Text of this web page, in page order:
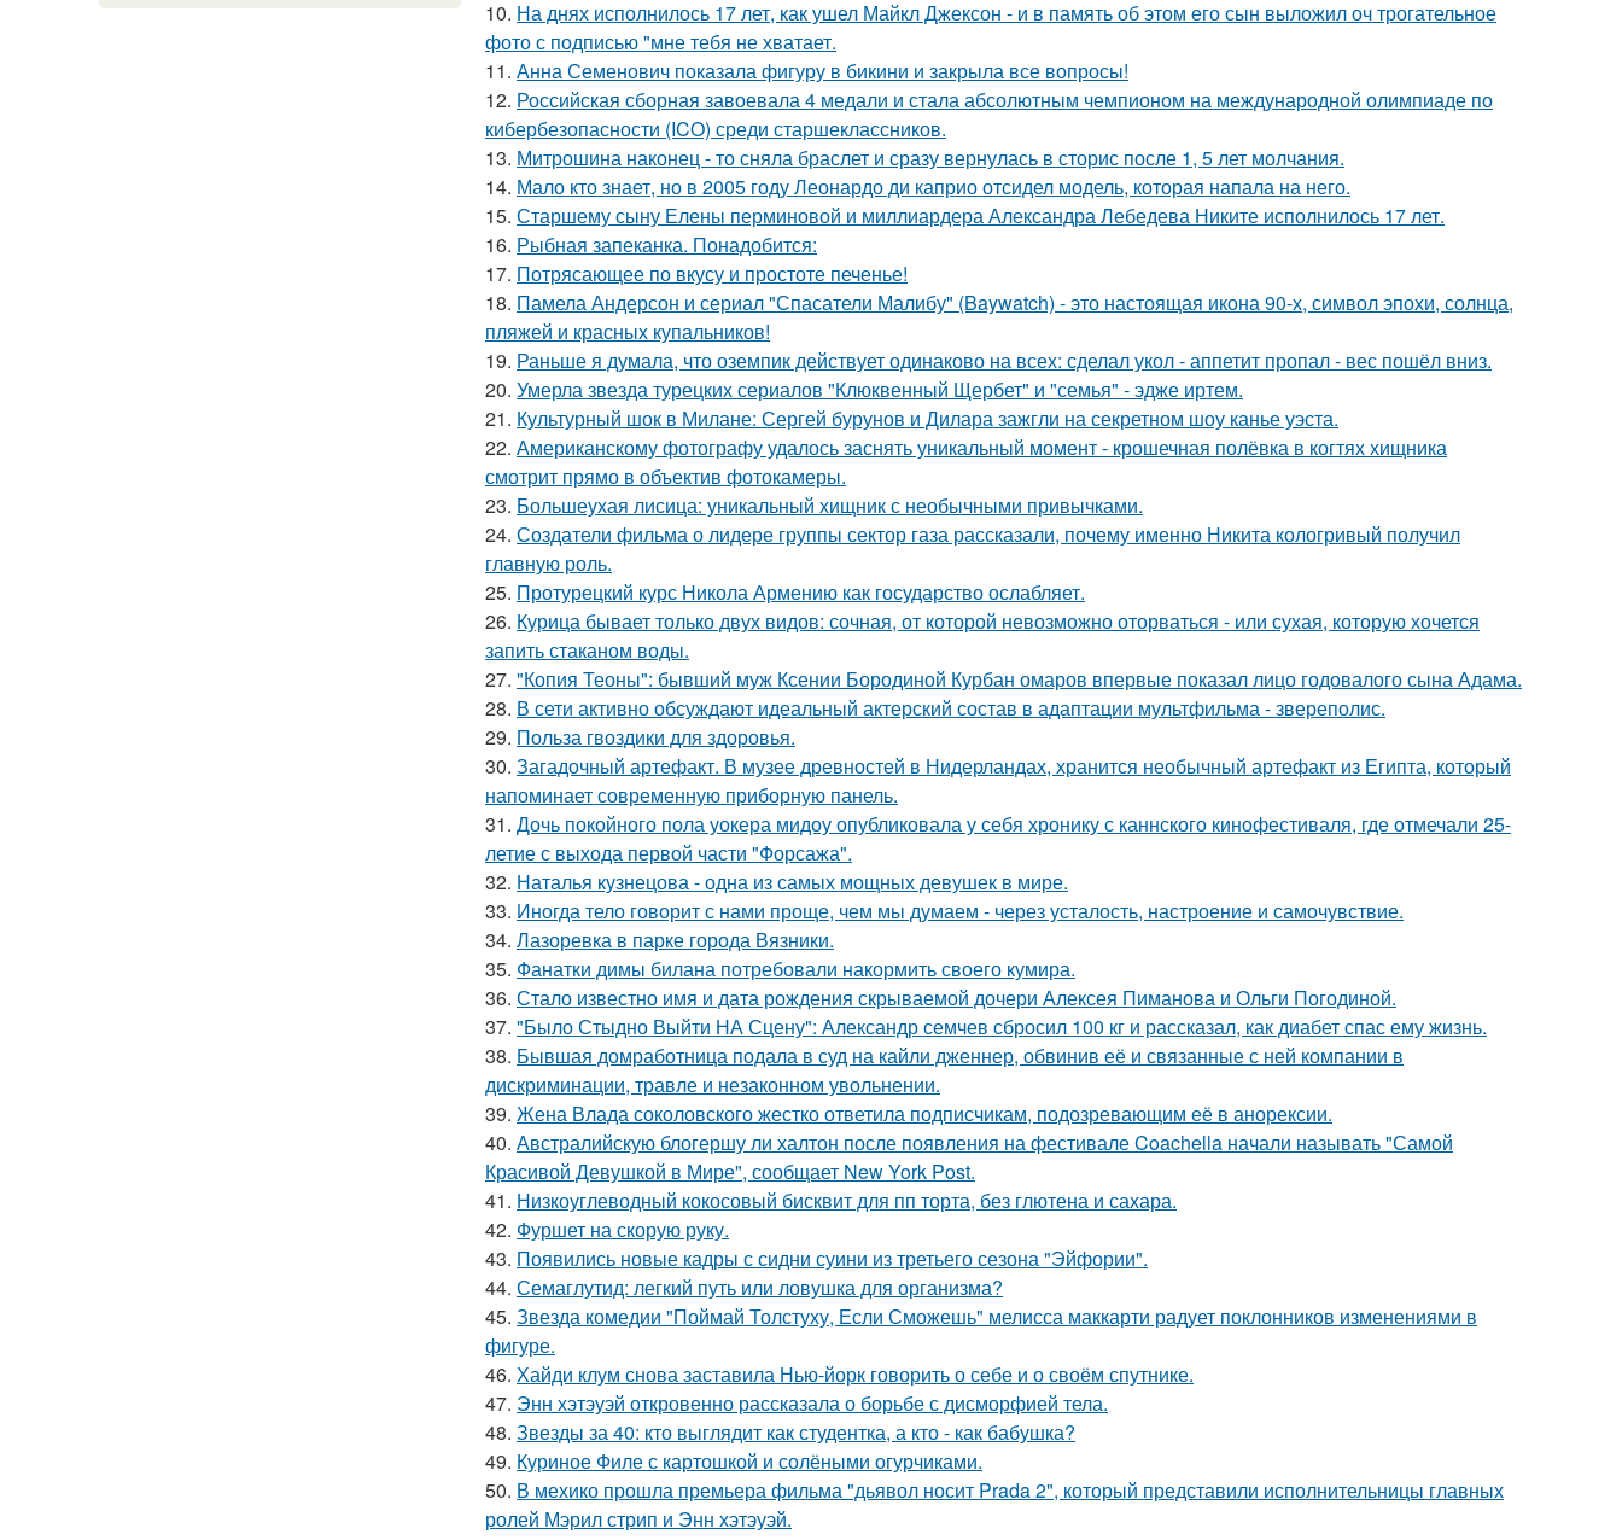
10. На днях исполнилось 17 лет, как ушел Майкл Джексон - и в память об этом его сын выложил оч трогательное
фото с подписью "мне тебя не хватает.
11. Анна Семенович показала фигуру в бикини и закрыла все вопросы!
12. Российская сборная завоевала 4 медали и стала абсолютным чемпионом на международной олимпиаде по
кибербезопасности (ICO) среди старшеклассников.
13. Митрошина наконец - то сняла браслет и сразу вернулась в сторис после 1, 5 лет молчания.
14. Мало кто знает, но в 2005 году Леонардо ди каприо отсидел модель, которая напала на него.
15. Старшему сыну Елены перминовой и миллиардера Александра Лебедева Никите исполнилось 17 лет.
16. Рыбная запеканка. Понадобится:
17. Потрясающее по вкусу и простоте печенье!
18. Памела Андерсон и сериал "Спасатели Малибу" (Baywatch) - это настоящая икона 90-х, символ эпохи, солнца,
пляжей и красных купальников!
19. Раньше я думала, что оземпик действует одинаково на всех: сделал укол - аппетит пропал - вес пошёл вниз.
20. Умерла звезда турецких сериалов "Клюквенный Щербет" и "семья" - эдже иртем.
21. Культурный шок в Милане: Сергей бурунов и Дилара зажгли на секретном шоу канье уэста.
22. Американскому фотографу удалось заснять уникальный момент - крошечная полёвка в когтях хищника
смотрит прямо в объектив фотокамеры.
23. Большеухая лисица: уникальный хищник с необычными привычками.
24. Создатели фильма о лидере группы сектор газа рассказали, почему именно Никита кологривый получил
главную роль.
25. Протурецкий курс Никола Армению как государство ослабляет.
26. Курица бывает только двух видов: сочная, от которой невозможно оторваться - или сухая, которую хочется
запить стаканом воды.
27. "Копия Теоны": бывший муж Ксении Бородиной Курбан омаров впервые показал лицо годовалого сына Адама.
28. В сети активно обсуждают идеальный актерский состав в адаптации мультфильма - звереполис.
29. Польза гвоздики для здоровья.
30. Загадочный артефакт. В музее древностей в Нидерландах, хранится необычный артефакт из Египта, который
напоминает современную приборную панель.
31. Дочь покойного пола уокера мидоу опубликовала у себя хронику с каннского кинофестиваля, где отмечали 25-
летие с выхода первой части "Форсажа".
32. Наталья кузнецова - одна из самых мощных девушек в мире.
33. Иногда тело говорит с нами проще, чем мы думаем - через усталость, настроение и самочувствие.
34. Лазоревка в парке города Вязники.
35. Фанатки димы билана потребовали накормить своего кумира.
36. Стало известно имя и дата рождения скрываемой дочери Алексея Пиманова и Ольги Погодиной.
37. "Было Стыдно Выйти НА Сцену": Александр семчев сбросил 100 кг и рассказал, как диабет спас ему жизнь.
38. Бывшая домработница подала в суд на кайли дженнер, обвинив её и связанные с ней компании в
дискриминации, травле и незаконном увольнении.
39. Жена Влада соколовского жестко ответила подписчикам, подозревающим её в анорексии.
40. Австралийскую блогершу ли халтон после появления на фестивале Coachella начали называть "Самой
Красивой Девушкой в Мире", сообщает New York Post.
41. Низкоуглеводный кокосовый бисквит для пп торта, без глютена и сахара.
42. Фуршет на скорую руку.
43. Появились новые кадры с сидни суини из третьего сезона "Эйфории".
44. Семаглутид: легкий путь или ловушка для организма?
45. Звезда комедии "Поймай Толстуху, Если Сможешь" мелисса маккарти радует поклонников изменениями в
фигуре.
46. Хайди клум снова заставила Нью-йорк говорить о себе и о своём спутнике.
47. Энн хэтэуэй откровенно рассказала о борьбе с дисморфией тела.
48. Звезды за 40: кто выглядит как студентка, а кто - как бабушка?
49. Куриное Филе с картошкой и солёными огурчиками.
50. В мехико прошла премьера фильма "дьявол носит Prada 2", который представили исполнительницы главных
ролей Мэрил стрип и Энн хэтэуэй.